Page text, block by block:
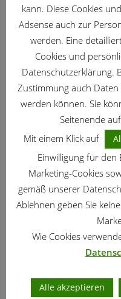
NUTZGARTEN / AUGUST/
Nutzgarten –
03.08.2026
Currykraut – Schmuck
GARTENTIPPS
kann. Diese Cookies
Adsense auch zur
werden. Eine
Cookies und
Datenschutzerklärung.
Zustimmung auch
werden können. Sie
Seitenende
Mit einem Klick auf
Einwilligung für den
Marketing-Cookies
gemäß unserer
Ablehnen geben Sie
Wie Cookies
Alle akzeptieren